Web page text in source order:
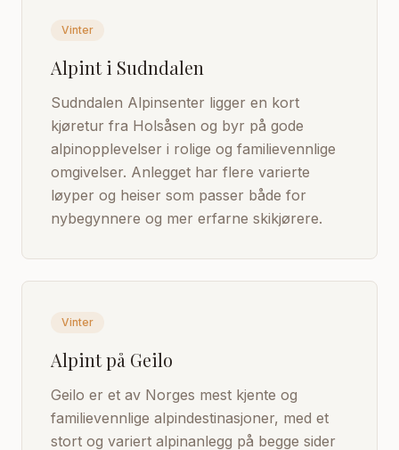
Vinter
Alpint i Sudndalen
Sudndalen Alpinsenter ligger en kort
kjøretur fra Holsåsen og byr på gode
alpinopplevelser i rolige og familievennlige
omgivelser. Anlegget har flere varierte
løyper og heiser som passer både for
nybegynnere og mer erfarne skikjørere.
Vinter
Alpint på Geilo
Geilo er et av Norges mest kjente og
familievennlige alpindestinasjoner, med et
stort og variert alpinanlegg på begge sider